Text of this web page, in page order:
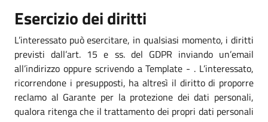
Esercizio dei diritti
L’interessato può esercitare, in qualsiasi momento, i diritti
previsti dall’art. 15 e ss. del GDPR inviando un’email
all’indirizzo oppure scrivendo a Template - . L’interessato,
ricorrendone i presupposti, ha altresì il diritto di proporre
reclamo al Garante per la protezione dei dati personali,
qualora ritenga che il trattamento dei propri dati personali